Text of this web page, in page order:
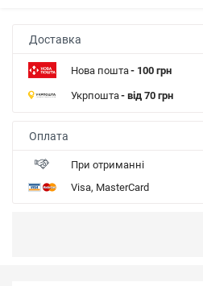
Доставка
Нова пошта- 100 грн
Укрпошта- від 70 грн
Оплата
При отриманні
Visa, MasterCard